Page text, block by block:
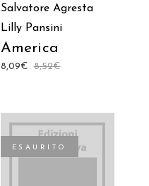
Salvatore Agresta
Lilly Pansini
America
8,52€
8,09€
ESAURITO